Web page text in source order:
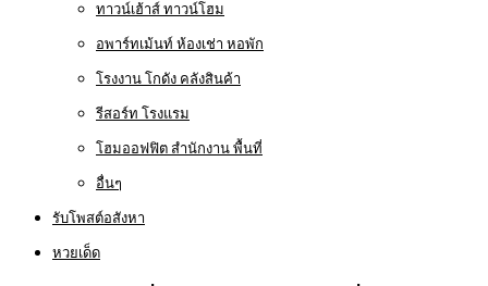
ทาวน์เฮ้าส์ ทาวน์โฮม
อพาร์ทเม้นท์ ห้องเช่า หอพัก
โรงงาน โกดัง คลังสินค้า
รีสอร์ท โรงแรม
โฮมออฟฟิต สำนักงาน พื้นที่
อื่นๆ
รับโพสต์อสังหา
หวยเด็ด